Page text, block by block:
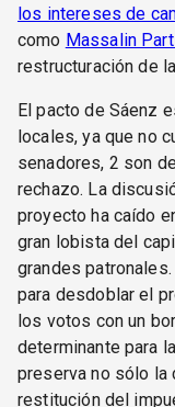
los intereses de
como Massalin
restructuración de
El pacto de Sáenz
locales, ya que no
senadores, 2 son
rechazo. La
proyecto ha caído
gran lobista del
grandes
para desdoblar el
los votos con un
determinante para
preserva no sólo la
restitución del